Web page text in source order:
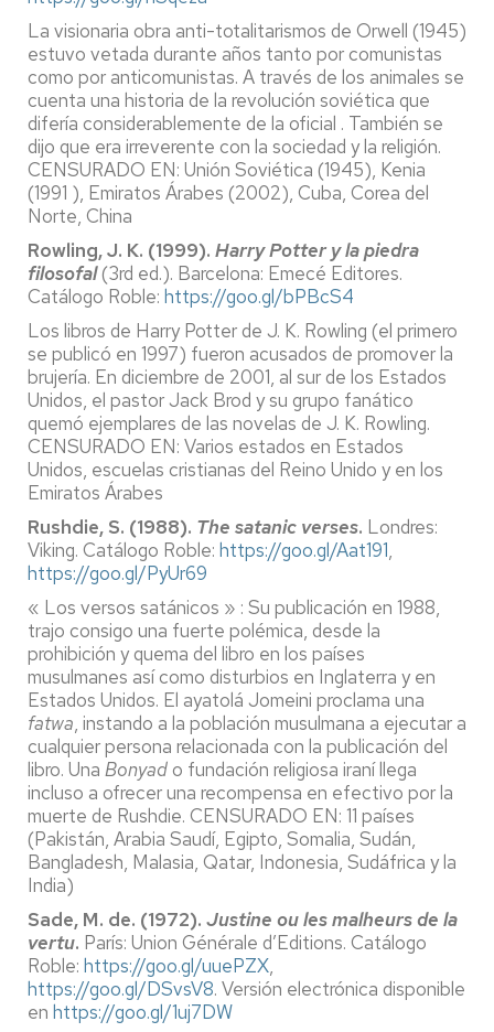
La visionaria obra anti-totalitarismos de Orwell (1945)
estuvo vetada durante años tanto por comunistas
como por anticomunistas. A través de los animales se
cuenta una historia de la revolución soviética que
difería considerablemente de la oficial . También se
dijo que era irreverente con la sociedad y la religión.
CENSURADO EN: Unión Soviética (1945), Kenia
(1991 ), Emiratos Árabes (2002), Cuba, Corea del
Norte, China
Rowling, J. K. (1999). Harry Potter y la piedra
filosofal(3rd ed.). Barcelona: Emecé Editores.
Catálogo Roble: https://goo.gl/bPBcS4
Los libros de Harry Potter de J. K. Rowling (el primero
se publicó en 1997) fueron acusados de promover la
brujería. En diciembre de 2001, al sur de los Estados
Unidos, el pastor Jack Brod y su grupo fanático
quemó ejemplares de las novelas de J. K. Rowling.
CENSURADO EN: Varios estados en Estados
Unidos, escuelas cristianas del Reino Unido y en los
Emiratos Árabes
Rushdie, S. (1988). The satanic verses. Londres:
Viking. Catálogo Roble: https://goo.gl/Aat191,
https://goo.gl/PyUr69
« Los versos satánicos » : Su publicación en 1988,
trajo consigo una fuerte polémica, desde la
prohibición y quema del libro en los países
musulmanes así como disturbios en Inglaterra y en
Estados Unidos. El ayatolá Jomeini proclama una
fatwa, instando a la población musulmana a ejecutar a
cualquier persona relacionada con la publicación del
libro. Una Bonyado fundación religiosa iraní llega
incluso a ofrecer una recompensa en efectivo por la
muerte de Rushdie. CENSURADO EN: 11 países
(Pakistán, Arabia Saudí, Egipto, Somalia, Sudán,
Bangladesh, Malasia, Qatar, Indonesia, Sudáfrica y la
India)
Sade, M. de. (1972). Justine ou les malheurs de la
vertu. París: Union Générale d’Editions. Catálogo
Roble: https://goo.gl/uuePZX,
https://goo.gl/DSvsV8. Versión electrónica disponible
en https://goo.gl/1uj7DW